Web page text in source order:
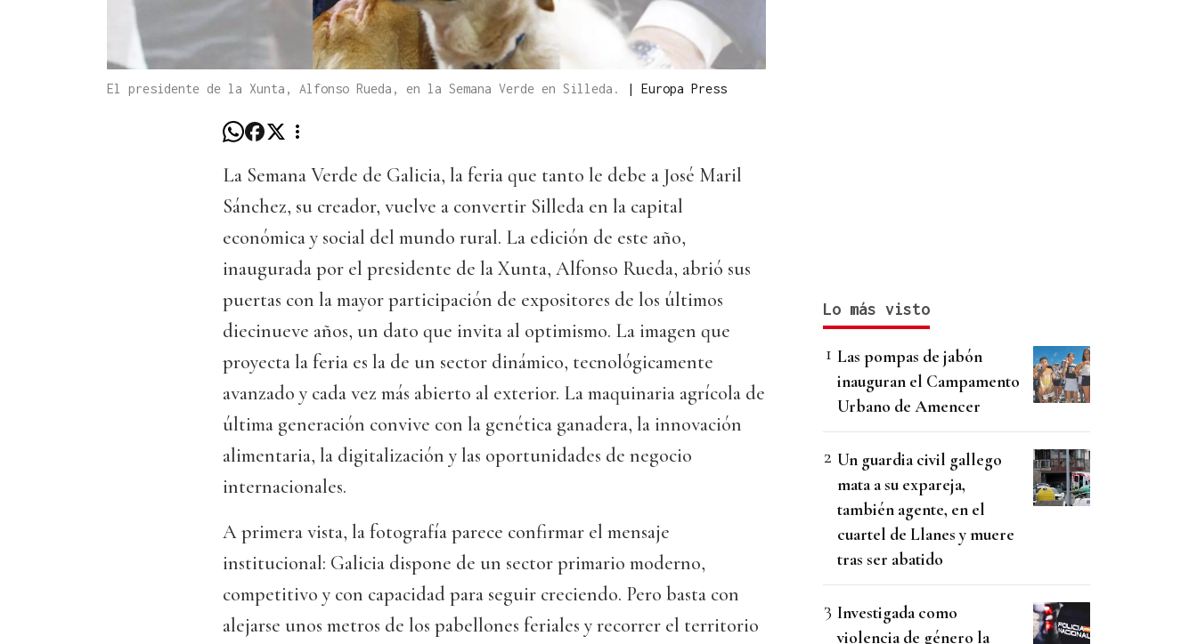
El presidente de la Xunta, Alfonso Rueda, en la Semana Verde en Silleda. | Europa Press
La Semana Verde de Galicia, la feria que tanto le debe a José Maril
Sánchez, su creador, vuelve a convertir Silleda en la capital
económica y social del mundo rural. La edición de este año,
inaugurada por el presidente de la Xunta, Alfonso Rueda, abrió sus
puertas con la mayor participación de expositores de los últimos
diecinueve años, un dato que invita al optimismo. La imagen que
proyecta la feria es la de un sector dinámico, tecnológicamente
avanzado y cada vez más abierto al exterior. La maquinaria agrícola de
última generación convive con la genética ganadera, la innovación
alimentaria, la digitalización y las oportunidades de negocio
internacionales.
A primera vista, la fotografía parece confirmar el mensaje
institucional: Galicia dispone de un sector primario moderno,
competitivo y con capacidad para seguir creciendo. Pero basta con
alejarse unos metros de los pabellones feriales y recorrer el territorio
Lo más visto
Las pompas de jabón
inauguran el Campamento
Urbano de Amencer
Un guardia civil gallego
mata a su expareja,
también agente, en el
cuartel de Llanes y muere
tras ser abatido
Investigada como
violencia de género la